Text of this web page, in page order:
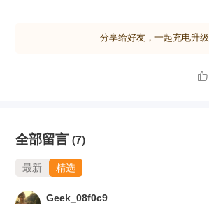
分享给好友，一起充电升级

全部留言 (7)
最新 精选
Geek_08f0c9